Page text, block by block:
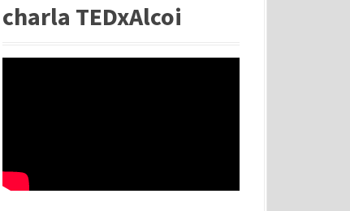
rcharla TEDxAlcoi